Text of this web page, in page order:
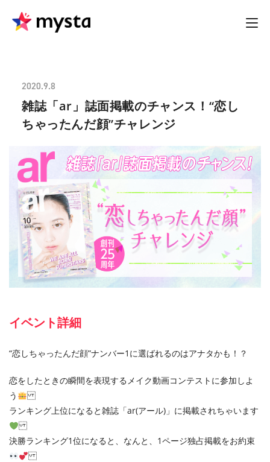
2020.9.8
雑誌「ar」誌面掲載のチャンス！“恋し
ちゃったんだ顔”チャレンジ
イベント詳細
“恋しちゃったんだ顔”ナンバー1に選ばれるのはアナタかも！？
恋をしたときの瞬間を表現するメイク動画コンテストに参加しよ
う
ランキング上位になると雑誌「ar(アール)」に掲載されちゃいます
決勝ランキング1位になると、なんと、1ページ独占掲載をお約束